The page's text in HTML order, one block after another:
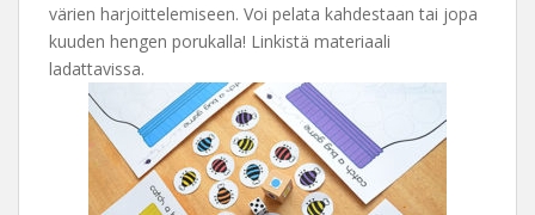
värien harjoittelemiseen. Voi pelata kahdestaan tai jopa
kuuden hengen porukalla! Linkistä materiaali
ladattavissa.